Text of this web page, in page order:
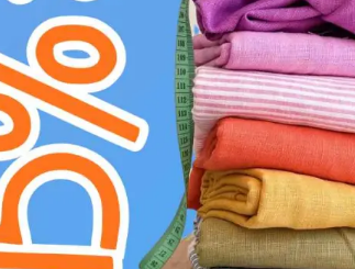
90,00 Lei /
m
DETALIU
Decovil 390g